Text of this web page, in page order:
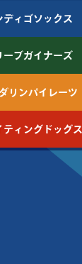
ディゴソックス
ーブガイナーズ
リンパイレーツ
ティングドッグス